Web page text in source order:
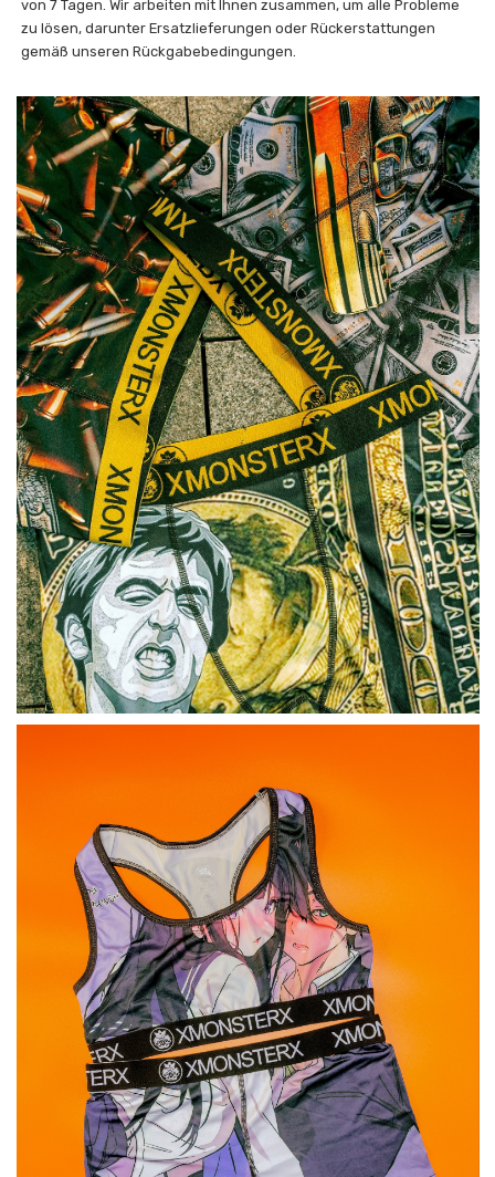
von 7 Tagen. Wir arbeiten mit Ihnen zusammen, um alle Probleme
zu lösen, darunter Ersatzlieferungen oder Rückerstattungen
gemäß unseren Rückgabebedingungen.